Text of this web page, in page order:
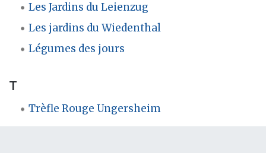
Les Jardins du Leienzug
Les jardins du Wiedenthal
Légumes des jours
T
Trèfle Rouge Ungersheim